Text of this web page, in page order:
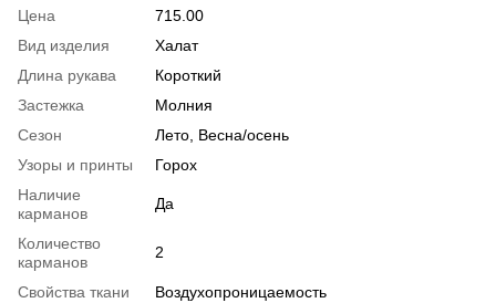
Цена
715.00
Вид изделия
Халат
Длина рукава
Короткий
Застежка
Молния
Сезон
Лето, Весна/осень
Узоры и принты
Горох
Наличие
карманов
Да
Количество
карманов
2
Свойства ткани
Воздухопроницаемость